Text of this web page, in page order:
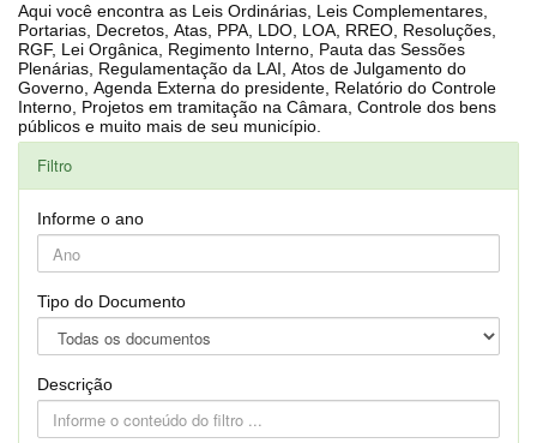
Aqui você encontra as Leis Ordinárias, Leis Complementares,
Portarias, Decretos, Atas, PPA, LDO, LOA, RREO, Resoluções,
RGF, Lei Orgânica, Regimento Interno, Pauta das Sessões
Plenárias, Regulamentação da LAI, Atos de Julgamento do
Governo, Agenda Externa do presidente, Relatório do Controle
Interno, Projetos em tramitação na Câmara, Controle dos bens
públicos e muito mais de seu município.
Filtro
Informe o ano
Tipo do Documento
Descrição